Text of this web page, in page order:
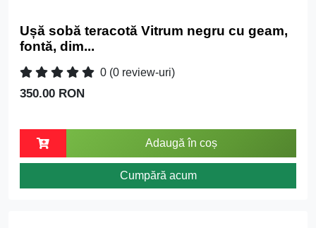
Ușă sobă teracotă Vitrum negru cu geam,
fontă, dim...
0 (0 review-uri)
350.00 RON
Adaugă în coș
Cumpără acum